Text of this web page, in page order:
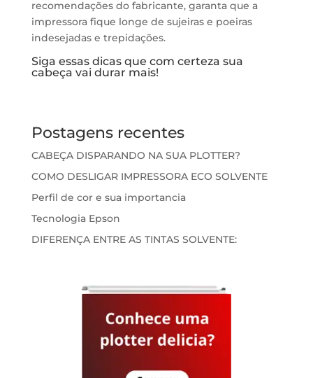
recomendações do fabricante, garanta que a
impressora fique longe de sujeiras e poeiras
indesejadas e trepidações.
Siga essas dicas que com certeza sua
cabeça vai durar mais!
Postagens recentes
CABEÇA DISPARANDO NA SUA PLOTTER?
COMO DESLIGAR IMPRESSORA ECO SOLVENTE
Perfil de cor e sua importancia
Tecnologia Epson
DIFERENÇA ENTRE AS TINTAS SOLVENTE: